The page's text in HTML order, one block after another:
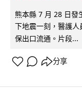
熊本縣 7 月 28 日發
下地震一刻，醫護
保出口流通。片段...
分享